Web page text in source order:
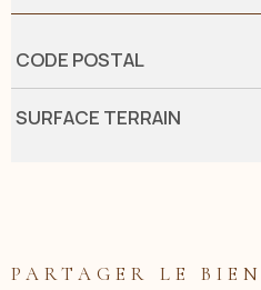
Caractérisque Valeurs
CODE POSTAL
SURFACE TERRAIN
PARTAGER LE BIEN